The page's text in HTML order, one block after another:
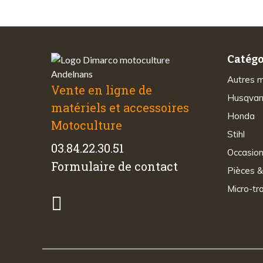
Vente en ligne de
matériels et accessoires
Motoculture
03.84.22.30.51
Formulaire de contact
Autres
Honda
Stihl
Pièces
Micro-